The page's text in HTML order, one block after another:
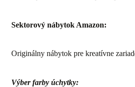
Sektorový nábytok Amazon:
Originálny nábytok pre kreatívne
Výber farby úchytky: